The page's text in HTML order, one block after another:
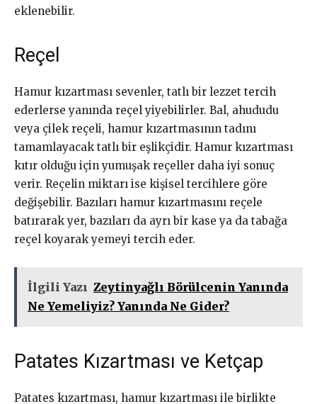
eklenebilir.
Reçel
Hamur kızartması sevenler, tatlı bir lezzet tercih
ederlerse yanında reçel yiyebilirler. Bal, ahududu
veya çilek reçeli, hamur kızartmasının tadını
tamamlayacak tatlı bir eşlikçidir. Hamur kızartması
kıtır olduğu için yumuşak reçeller daha iyi sonuç
verir. Reçelin miktarı ise kişisel tercihlere göre
değişebilir. Bazıları hamur kızartmasını reçele
batırarak yer, bazıları da ayrı bir kase ya da tabağa
reçel koyarak yemeyi tercih eder.
İlgili Yazı Zeytinyağlı Börülcenin Yanında
Ne Yemeliyiz? Yanında Ne Gider?
Patates Kızartması ve Ketçap
Patates kızartması, hamur kızartması ile birlikte